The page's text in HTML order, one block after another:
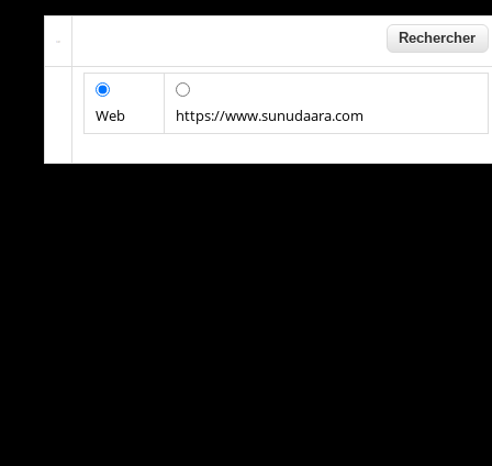
Web https://www.sunudaara.com